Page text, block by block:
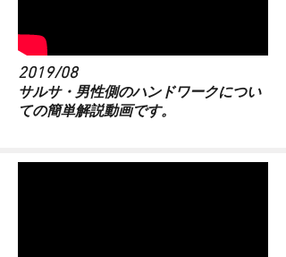
2019/08
​サルサ・男性側のハンドワークについ
ての簡単解説動画です。